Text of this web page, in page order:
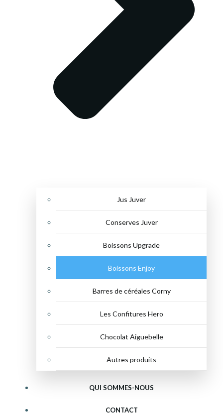
Jus Juver
Conserves Juver
Boissons Upgrade
Boissons Enjoy
Barres de céréales Corny
Les Confitures Hero
Chocolat Aiguebelle
Autres produits
QUI SOMMES-NOUS
CONTACT